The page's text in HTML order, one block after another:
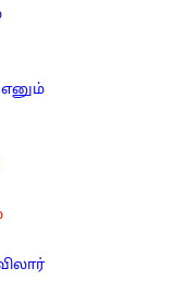
எனும்